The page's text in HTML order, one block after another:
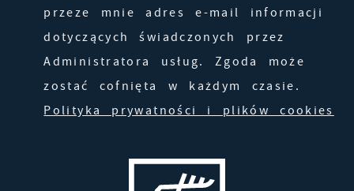
przeze mnie adres e-mail informacji
dotyczących świadczonych przez
Administratora usług. Zgoda może
zostać cofnięta w każdym czasie.
Polityka prywatności i plików cookies